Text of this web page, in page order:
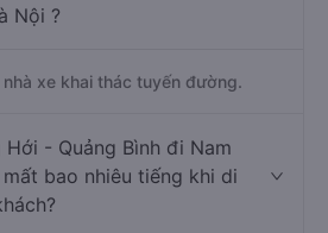
Nội ?
xe khai thác tuyến đường.
- Quảng Bình đi Nam
bao nhiêu tiếng khi di